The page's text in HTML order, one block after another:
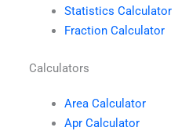
Statistics Calculator
Fraction Calculator
Calculators
Area Calculator
Apr Calculator